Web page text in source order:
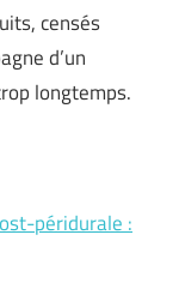
censés
d’un
longtemps.
péridurale :